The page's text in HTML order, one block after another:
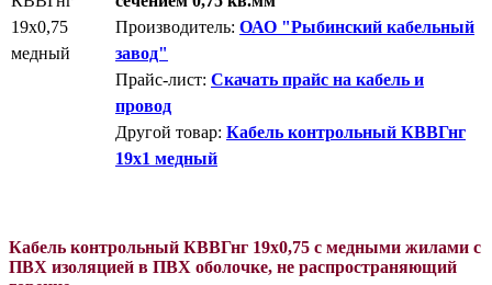
Производитель: ОАО "Рыбинский кабельный
завод"
Прайс-лист: Скачать прайс на кабель и
провод
Другой товар: Кабель контрольный КВВГнг
19x1 медный
Кабель контрольный КВВГнг 19x0,75 с медными жилами с
ПВХ изоляцией в ПВХ оболочке, не распространяющий